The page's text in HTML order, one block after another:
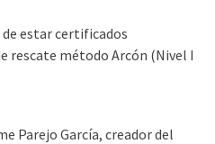
estar certificados
rescate método Arcón (Nivel I
Parejo García, creador del